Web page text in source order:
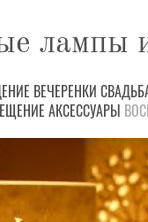
лампы
ВЕЧЕРЕНКИ
АКСЕССУАРЫ